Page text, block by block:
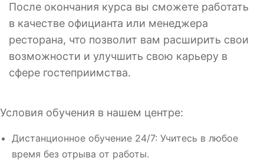
После окончания курса вы сможете работать
в качестве официанта или менеджера
ресторана, что позволит вам расширить свои
возможности и улучшить свою карьеру в
сфере гостеприимства.
Условия обучения в нашем центре:
Дистанционное обучение 24/7: Учитесь в любое
время без отрыва от работы.